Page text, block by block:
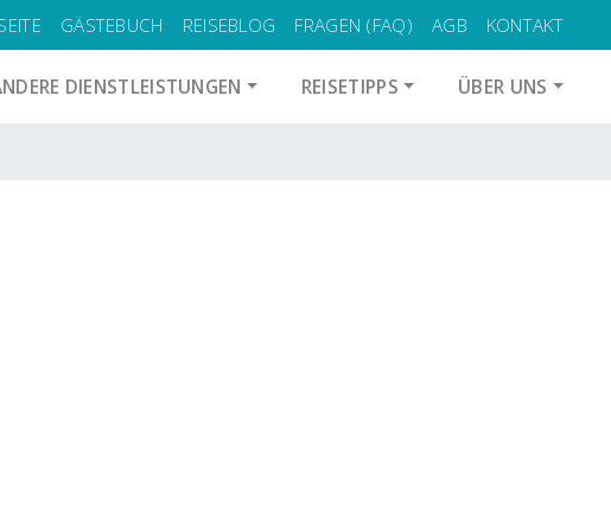
GÄSTEBUCH REISEBLOG FRAGEN (FAQ) AGB KONTAKT
DIENSTLEISTUNGEN REISETIPPS ÜBER UNS